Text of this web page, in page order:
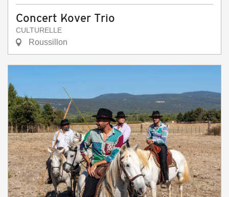
Concert Kover Trio
CULTURELLE
Roussillon